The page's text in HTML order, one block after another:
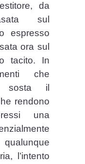
da
sul
espresso
ora sul
tacito. In
che
sosta il
rendono
una
l’intento